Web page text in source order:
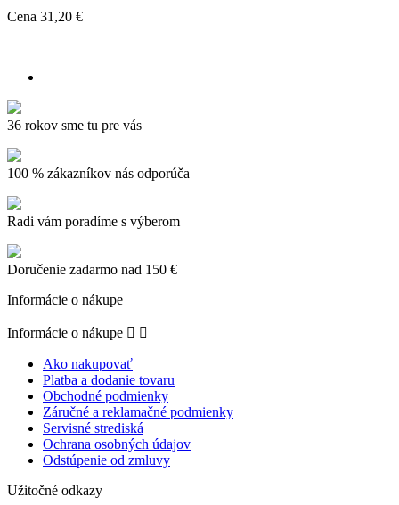
Cena 31,20 €
36 rokov sme tu pre vás
100 % zákazníkov nás odporúča
Radi vám poradíme s výberom
Doručenie zadarmo nad 150 €
Informácie o nákupe
Informácie o nákupe  
Ako nakupovať
Platba a dodanie tovaru
Obchodné podmienky
Záručné a reklamačné podmienky
Servisné strediská
Ochrana osobných údajov
Odstúpenie od zmluvy
Užitočné odkazy